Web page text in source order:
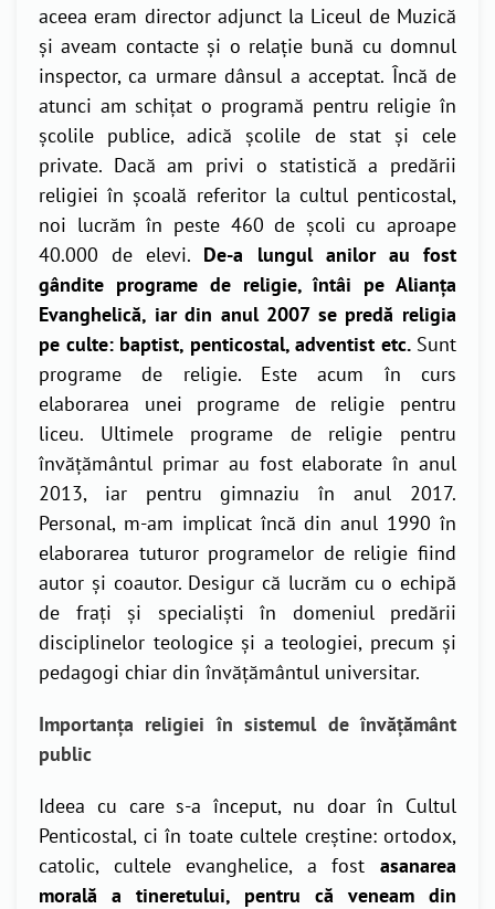
aceea eram director adjunct la Liceul de Muzică
și aveam contacte și o relație bună cu domnul
inspector, ca urmare dânsul a acceptat. Încă de
atunci am schițat o programă pentru religie în
școlile publice, adică școlile de stat și cele
private. Dacă am privi o statistică a predării
religiei în școală referitor la cultul penticostal,
noi lucrăm în peste 460 de școli cu aproape
40.000 de elevi. De-a lungul anilor au fost
gândite programe de religie, întâi pe Alianța
Evanghelică, iar din anul 2007 se predă religia
pe culte: baptist, penticostal, adventist etc.Sunt
programe de religie. Este acum în curs
elaborarea unei programe de religie pentru
liceu. Ultimele programe de religie pentru
învățământul primar au fost elaborate în anul
2013, iar pentru gimnaziu în anul 2017.
Personal, m-am implicat încă din anul 1990 în
elaborarea tuturor programelor de religie fiind
autor și coautor. Desigur că lucrăm cu o echipă
de frați și specialiști în domeniul predării
disciplinelor teologice și a teologiei, precum și
pedagogi chiar din învățământul universitar.
Importanța religiei în sistemul de învățământ
public
Ideea cu care s-a început, nu doar în Cultul
Penticostal, ci în toate cultele creștine: ortodox,
catolic, cultele evanghelice, a fost asanarea
morală a tineretului, pentru că veneam din